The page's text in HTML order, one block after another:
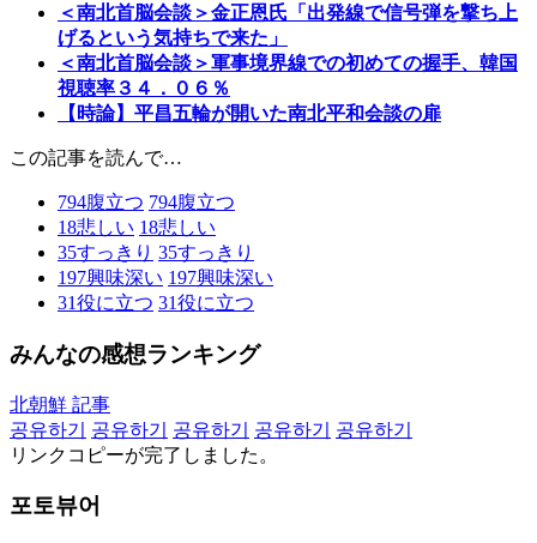
＜南北首脳会談＞金正恩氏「出発線で信号弾を撃ち上
げるという気持ちで来た」
＜南北首脳会談＞軍事境界線での初めての握手、韓国
視聴率３４．０６％
【時論】平昌五輪が開いた南北平和会談の扉
この記事を読んで…
794腹立つ 794腹立つ
18悲しい 18悲しい
35すっきり 35すっきり
197興味深い 197興味深い
31役に立つ 31役に立つ
みんなの感想ランキング
北朝鮮 記事
공유하기
공유하기 공유하기 공유하기
공유하기
リンクコピーが完了しました。
포토뷰어